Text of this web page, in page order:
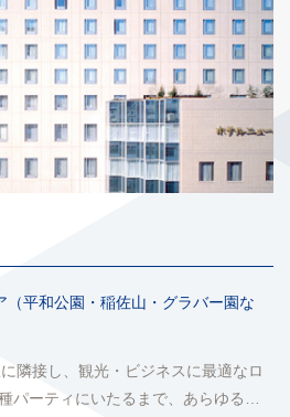
（平和公園・稲佐山・グラバー園な
隣接し、観光・ビジネスに最適なロ
パーティにいたるまで、あらゆる目